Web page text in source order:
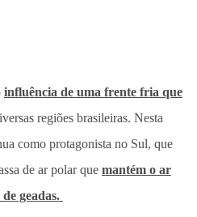
influência de uma frente fria que
regiões brasileiras. Nesta
como protagonista no Sul, que
de ar polar que mantém o ar
geadas.